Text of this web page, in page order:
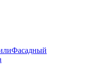
Фасадный